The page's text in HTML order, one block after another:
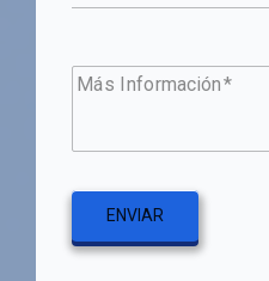
Más Información